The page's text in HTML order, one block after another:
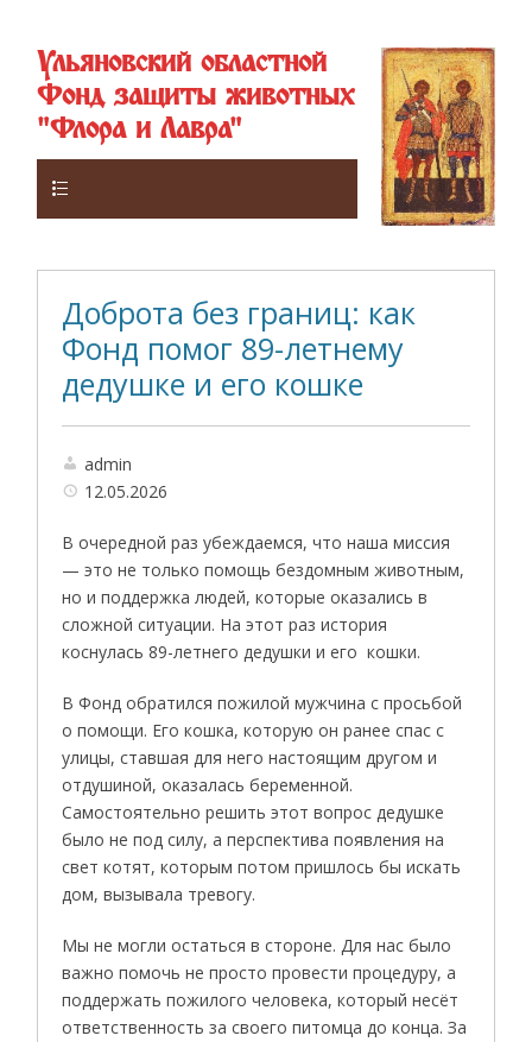
Ульяновский областной
Фонд защиты животных
"Флора и Лавра"
Доброта без границ: как
Фонд помог 89-летнему
дедушке и его кошке
admin
12.05.2026
В очередной раз убеждаемся, что наша миссия
— это не только помощь бездомным животным,
но и поддержка людей, которые оказались в
сложной ситуации. На этот раз история
коснулась 89-летнего дедушки и его кошки.
В Фонд обратился пожилой мужчина с просьбой
о помощи. Его кошка, которую он ранее спас с
улицы, ставшая для него настоящим другом и
отдушиной, оказалась беременной.
Самостоятельно решить этот вопрос дедушке
было не под силу, а перспектива появления на
свет котят, которым потом пришлось бы искать
дом, вызывала тревогу.
Мы не могли остаться в стороне. Для нас было
важно помочь не просто провести процедуру, а
поддержать пожилого человека, который несёт
ответственность за своего питомца до конца. За